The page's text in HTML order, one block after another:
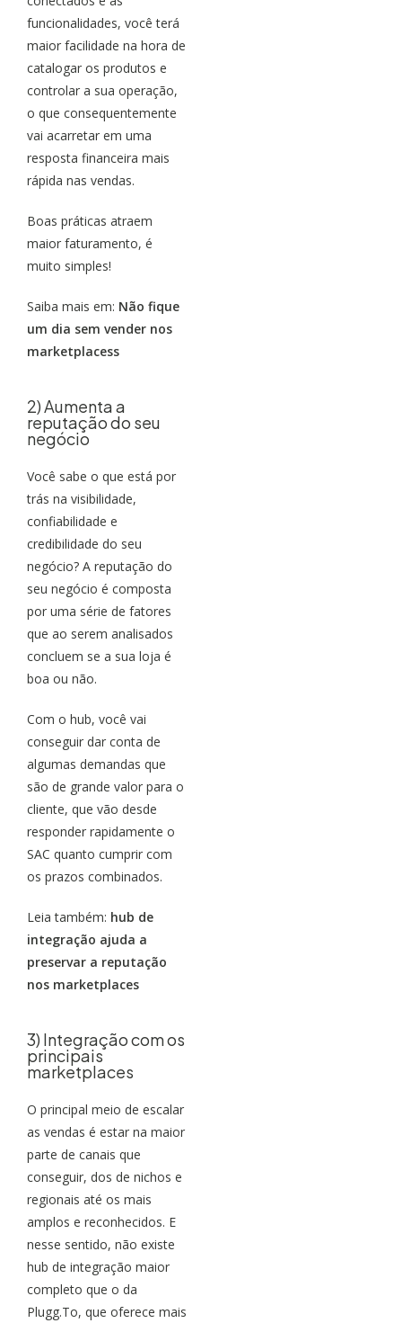
funcionalidades, você terá
maior facilidade na hora de
catalogar os produtos e
controlar a sua operação,
o que consequentemente
vai acarretar em uma
resposta financeira mais
rápida nas vendas.
Boas práticas atraem
maior faturamento, é
muito simples!
Saiba mais em: Não fique
um dia sem vender nos
marketplacess
2) Aumenta a
reputação do seu
negócio
Você sabe o que está por
trás na visibilidade,
confiabilidade e
credibilidade do seu
negócio? A reputação do
seu negócio é composta
por uma série de fatores
que ao serem analisados
concluem se a sua loja é
boa ou não.
Com o hub, você vai
conseguir dar conta de
algumas demandas que
são de grande valor para o
cliente, que vão desde
responder rapidamente o
SAC quanto cumprir com
os prazos combinados.
Leia também: hub de
integração ajuda a
preservar a reputação
nos marketplaces
3) Integração com os
principais
marketplaces
O principal meio de escalar
as vendas é estar na maior
parte de canais que
conseguir, dos de nichos e
regionais até os mais
amplos e reconhecidos. E
nesse sentido, não existe
hub de integração maior
completo que o da
Plugg.To, que oferece mais